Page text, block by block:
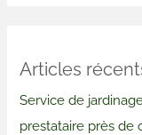
Articles
Service de
prestataire près de